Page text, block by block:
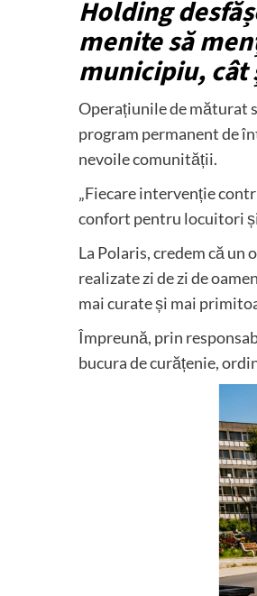
Holding
menite să
municipiu, cât
Operațiunile de măturat
program permanent de
nevoile comunității.
„Fiecare intervenție
confort pentru locuitori
La Polaris, credem că
realizate zi de zi de
mai curate și mai
Împreună, prin
bucura de curățenie,